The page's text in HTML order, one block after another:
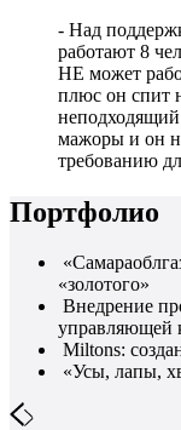
- Над
работают 8
НЕ может
плюс он спит
мажоры и он
требованию
Портфолио
«золотого»
Внедрение
управляющей
Miltons:
«Усы, лапы,